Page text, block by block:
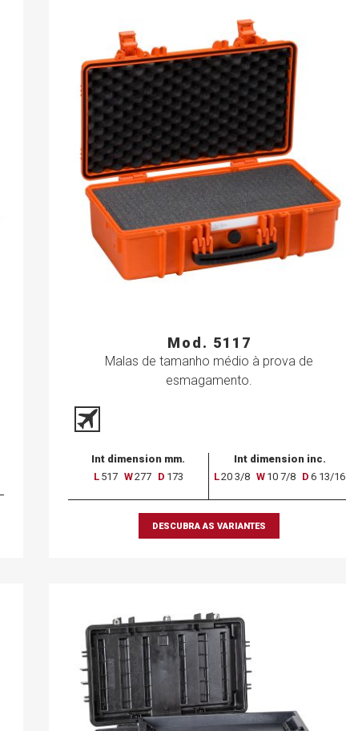
Mod. 5117
Malas de tamanho médio à prova de
esmagamento.
Int dimension mm.
L 517 W277 D 173
Int dimension inc.
L20 3/8 W 10 7/8 D 6 13/16
DESCUBRA AS VARIANTES